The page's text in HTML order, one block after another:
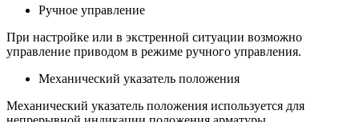
Ручное управление
При настройке или в экстренной ситуации возможно
управление приводом в режиме ручного управления.
Механический указатель положения
Механический указатель положения используется для